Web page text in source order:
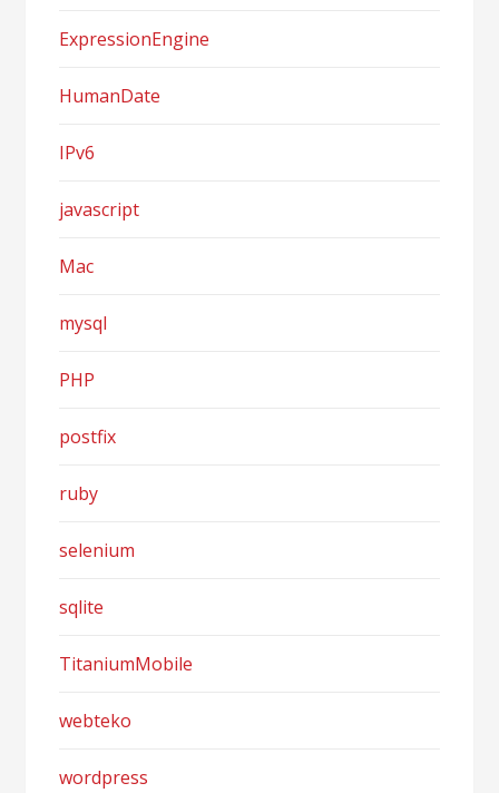
ExpressionEngine
HumanDate
IPv6
javascript
Mac
mysql
PHP
postfix
ruby
selenium
sqlite
TitaniumMobile
webteko
wordpress